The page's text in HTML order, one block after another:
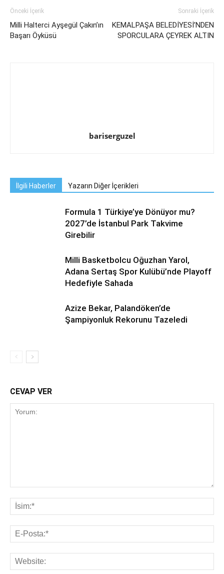
Önceki İçerik
Milli Halterci Ayşegül Çakın’ın
Başarı Öyküsü
Sonraki İçerik
KEMALPAŞA BELEDİYESİ’NDEN
SPORCULARA ÇEYREK ALTIN
bariserguzel
İlgili Haberler Yazarın Diğer İçerikleri
Formula 1 Türkiye’ye Dönüyor mu?
2027’de İstanbul Park Takvime
Girebilir
Milli Basketbolcu Oğuzhan Yarol,
Adana Sertaş Spor Kulübü’nde Playoff
Hedefiyle Sahada
Azize Bekar, Palandöken’de
Şampiyonluk Rekorunu Tazeledi
CEVAP VER